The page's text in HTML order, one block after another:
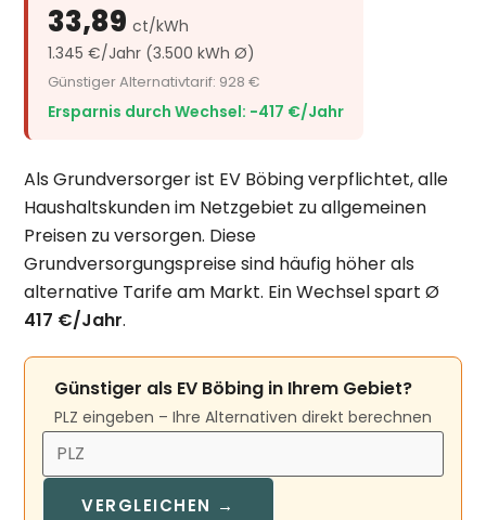
33,89ct/kWh
1.345 €/Jahr (3.500 kWh Ø)
Günstiger Alternativtarif: 928 €
Ersparnis durch Wechsel: −417 €/Jahr
Als Grundversorger ist EV Böbing verpflichtet, alle
Haushaltskunden im Netzgebiet zu allgemeinen
Preisen zu versorgen. Diese
Grundversorgungspreise sind häufig höher als
alternative Tarife am Markt. Ein Wechsel spart Ø
417 €/Jahr.
Günstiger als EV Böbing in Ihrem Gebiet?
PLZ eingeben – Ihre Alternativen direkt berechnen
VERGLEICHEN →